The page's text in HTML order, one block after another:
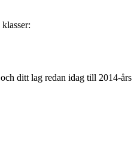
ditt lag redan idag till 2014-års